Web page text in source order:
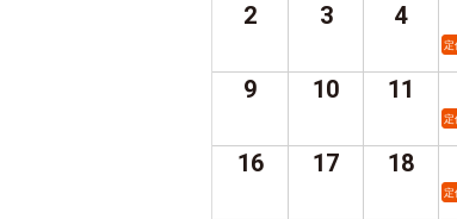
2 3 4
定
9 10 11
定
16 17 18
定